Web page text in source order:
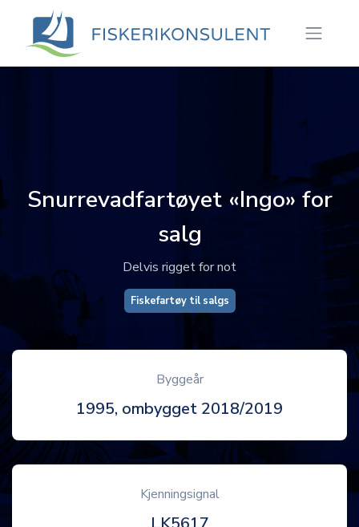
Snurrevadfartøyet «Ingo» for
salg
Delvis rigget for not
Fiskefartøy til salgs
Byggeår
1995, ombygget 2018/2019
Kjenningsignal